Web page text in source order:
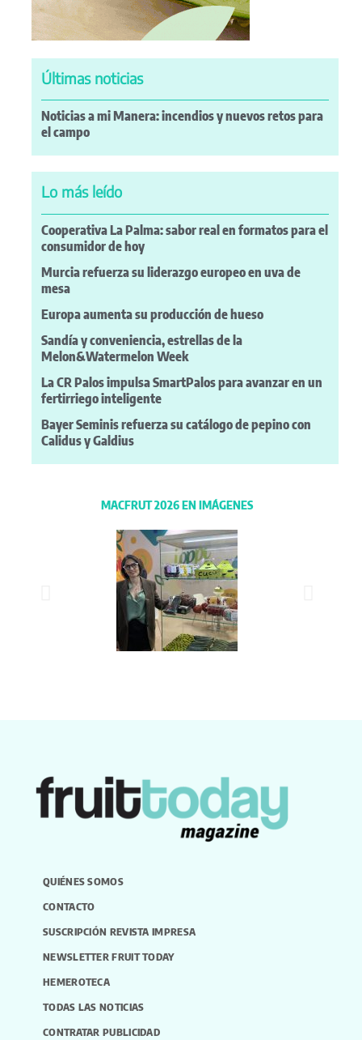
Últimas noticias
Noticias a mi Manera: incendios y nuevos retos para
el campo
Lo más leído
Cooperativa La Palma: sabor real en formatos para el
consumidor de hoy
Murcia refuerza su liderazgo europeo en uva de
mesa
Europa aumenta su producción de hueso
Sandía y conveniencia, estrellas de la
Melon&Watermelon Week
La CR Palos impulsa SmartPalos para avanzar en un
fertirriego inteligente
Bayer Seminis refuerza su catálogo de pepino con
Calidus y Galdius
MACFRUT 2026 EN IMÁGENES
QUIÉNES SOMOS
CONTACTO
SUSCRIPCIÓN REVISTA IMPRESA
NEWSLETTER FRUIT TODAY
HEMEROTECA
TODAS LAS NOTICIAS
CONTRATAR PUBLICIDAD